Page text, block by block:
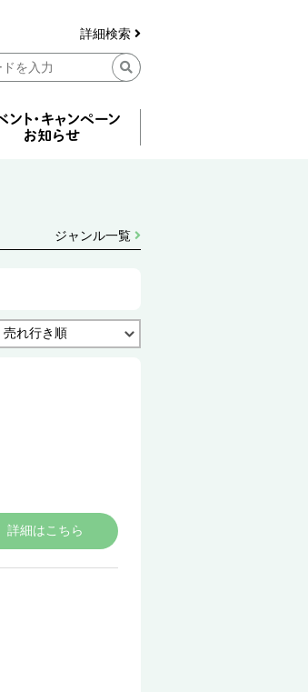
詳細検索
ジャンル一覧
詳細はこちら